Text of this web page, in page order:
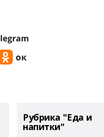
Рубрика "Еда и
напитки"